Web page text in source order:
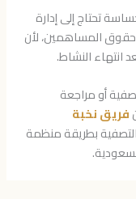
تحتاج إلى إدارة
وحقوق المساهمين، لأن
انتهاء النشاط.
أو مراجعة
فريق نخبة
بطريقة منظمة